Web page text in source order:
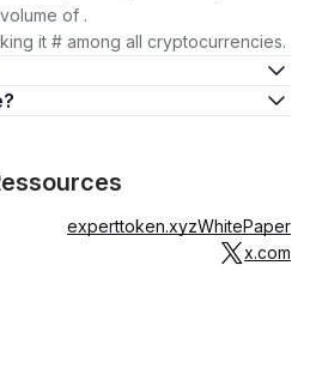
of .
it # among all cryptocurrencies.
experttoken.xyzWhitePaper
x.com